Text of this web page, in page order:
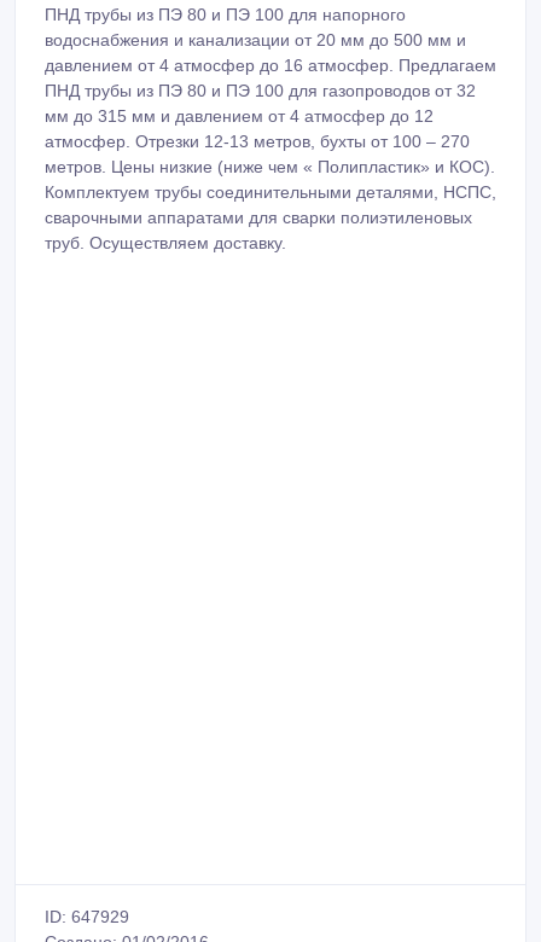
ПНД трубы из ПЭ 80 и ПЭ 100 для напорного
водоснабжения и канализации от 20 мм до 500 мм и
давлением от 4 атмосфер до 16 атмосфер. Предлагаем
ПНД трубы из ПЭ 80 и ПЭ 100 для газопроводов от 32
мм до 315 мм и давлением от 4 атмосфер до 12
атмосфер. Отрезки 12-13 метров, бухты от 100 – 270
метров. Цены низкие (ниже чем « Полипластик» и КОС).
Комплектуем трубы соединительными деталями, НСПС,
сварочными аппаратами для сварки полиэтиленовых
труб. Осуществляем доставку.
ID: 647929